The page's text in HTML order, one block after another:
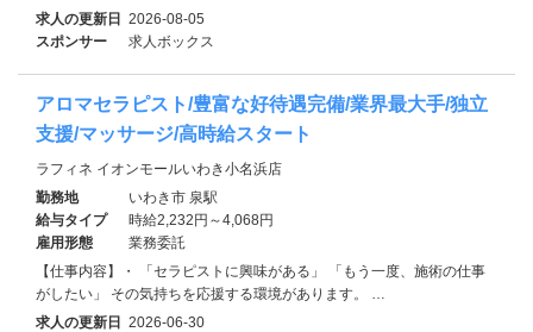
求人の更新日 2026-08-05
スポンサー
求人ボックス
アロマセラピスト/豊富な好待遇完備/業界最大手/独立
支援/マッサージ/高時給スタート
ラフィネ イオンモールいわき小名浜店
勤務地
いわき市 泉駅
給与タイプ
時給2,232円～4,068円
雇用形態
業務委託
【仕事内容】・ 「セラピストに興味がある」 「もう一度、施術の仕事
がしたい」 その気持ちを応援する環境があります。 …
求人の更新日 2026-06-30